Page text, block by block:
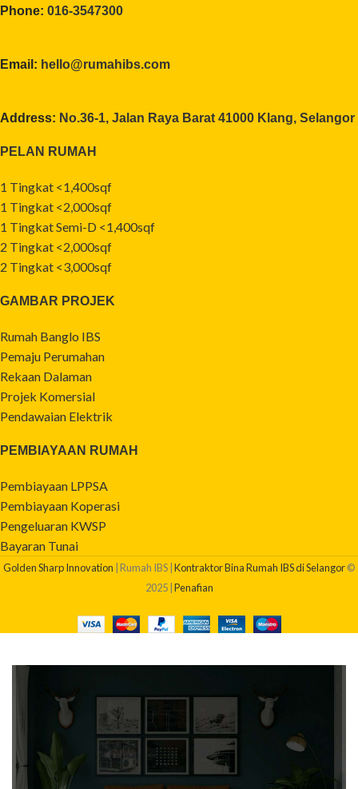
Phone: 016-3547300
Email: hello@rumahibs.com
Address: No.36-1, Jalan Raya Barat 41000 Klang, Selangor
PELAN RUMAH
1 Tingkat <1,400sqf
1 Tingkat <2,000sqf
1 Tingkat Semi-D <1,400sqf
2 Tingkat <2,000sqf
2 Tingkat <3,000sqf
GAMBAR PROJEK
Rumah Banglo IBS
Pemaju Perumahan
Rekaan Dalaman
Projek Komersial
Pendawaian Elektrik
PEMBIAYAAN RUMAH
Pembiayaan LPPSA
Pembiayaan Koperasi
Pengeluaran KWSP
Bayaran Tunai
Golden Sharp Innovation | Rumah IBS | Kontraktor Bina Rumah IBS di Selangor©
2025 | Penafian
BERAPAKAH KOS BINA RUMAH SAYA?
Dapatkan quotation pembinaan rumah anda sekarang!